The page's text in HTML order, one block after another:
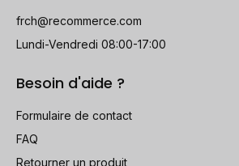
frch@recommerce.com
Lundi-Vendredi 08:00-17:00
Besoin d'aide ?
Formulaire de contact
FAQ
Retourner un produit